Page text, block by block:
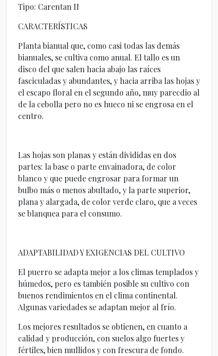
Tipo: Carentan II
CARACTERÍSTICAS
Planta bianual que, como casi todas las demás
bianuales, se cultiva como anual. El tallo es un
disco del que salen hacia abajo las raíces
fasciculadas y abundantes, y hacia arriba las hojas y
el escapo floral en el segundo año, muy parecdio al
de la cebolla pero no es hueco ni se engrosa en el
centro.
Las hojas son planas y están divididas en dos
partes: la base o parte envainadora, de color
blanco y que puede engrosar para formar un
bulbo más o menos abultado, y la parte superior,
plana y alargada, de color verde claro, que a veces
se blanquea para el consumo.
ADAPTABILIDAD Y EXIGENCIAS DEL CULTIVO
El puerro se adapta mejor a los climas templados y
húmedos, pero es también posible su cultivo con
buenos rendimientos en el clima continental.
Algunas variedades se adaptan mejor al frío.
Los mejores resultados se obtienen, en cuanto a
calidad y producción, con suelos algo fuertes y
fértiles, bien mullidos y con frescura de fondo.